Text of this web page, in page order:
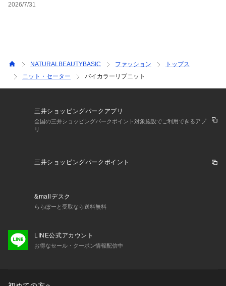
2026/7/31
NATURALBEAUTYBASIC ファッション
トップス
ニット・セーター
バイカラーリブニット
三井ショッピングパークアプリ
全国の三井ショッピングパークポイント対象施設でご利用できるアプ
リ
三井ショッピングパークポイント
&mallデスク
ららぽーと受取なら送料無料
LINE公式アカウント
お得なセール・クーポン情報配信中